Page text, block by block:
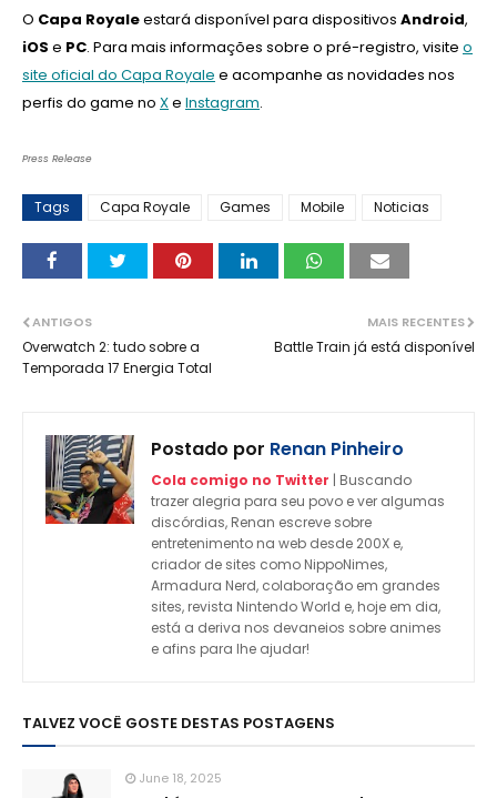
O Capa Royaleestará disponível para dispositivos Android,
iOS e PC. Para mais informações sobre o pré-registro, visite o
site oficial do Capa Royale e acompanhe as novidades nos
perfis do game no Xe Instagram.
Press Release
Tags Capa Royale Games Mobile Noticias
MAIS RECENTES
Battle Train já está disponível
ANTIGOS
Overwatch 2: tudo sobre a
Temporada 17 Energia Total
Postado por Renan Pinheiro
Cola comigo no Twitter | Buscando
trazer alegria para seu povo e ver algumas
discórdias, Renan escreve sobre
entretenimento na web desde 200X e,
criador de sites como NippoNimes,
Armadura Nerd, colaboração em grandes
sites, revista Nintendo World e, hoje em dia,
está a deriva nos devaneios sobre animes
e afins para lhe ajudar!
TALVEZ VOCÊ GOSTE DESTAS POSTAGENS
June 18, 2025